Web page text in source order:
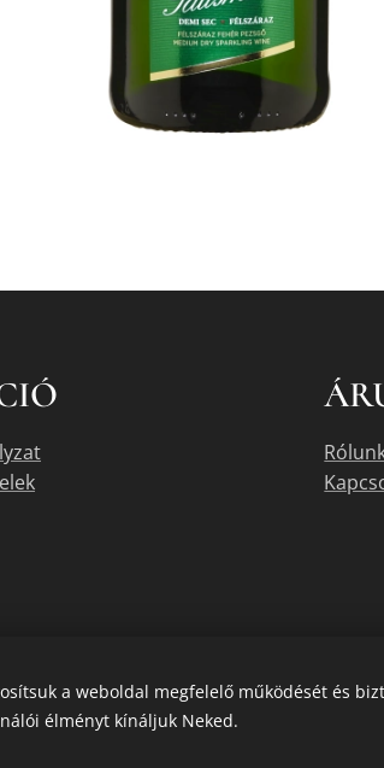
A termékek aktuális
a weboldal megfelelő működését és
élményt kínáljuk Neked.